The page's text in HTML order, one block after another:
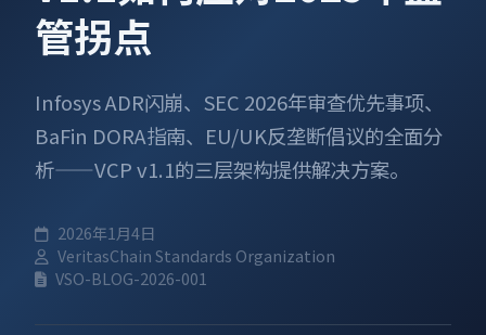
管拐点
Infosys ADR闪崩、SEC 2026年审查优先事项、
BaFin DORA指南、EU/UK反垄断倡议的全面分
析——VCP v1.1的三层架构提供解决方案。
2026年1月4日
VeritasChain Standards Organization
VSO-BLOG-2026-001